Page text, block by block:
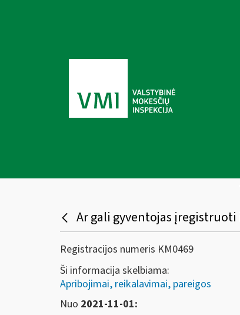
Ar gali gyventojas
Registracijos numeris KM0469
Ši informacija skelbiama:
Apribojimai, reikalavimai, pareigos
Nuo 2021-11-01: